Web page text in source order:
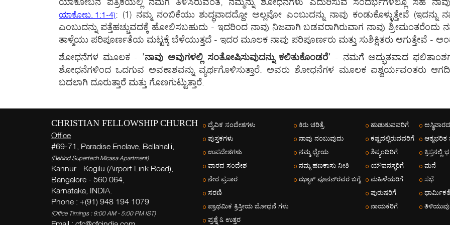
ಯಾಕೋಬ. 1:1-4): (1) ನಮ್ಮ ನಂಬಿಕೆಯು ಶುದ್ಧವಾದದ್ದೋ ಅಲ್ಲವೋ ಎಂಬುದನ್ನು ನಾವು ಕಂಡುಕೊಳ್ಳುತ್ತೇವೆ (ಇದನ್ನು
ಎಂಬುದನ್ನು ಪತ್ತೆಹಚ್ಚುವದಕ್ಕೆ ಹೋಲಿಸಬಹುದು - ಇದರಿಂದ ನಾವು ನಿಜವಾಗಿ ಬಡವರಾಗಿರುವಾಗ ನಾವು ಶ್ರೀಮಂತರೆಂದು
ತಾಳ್ಮೆಯು ಪರಿಪೂರ್ಣತೆಯ ಮಟ್ಟಕ್ಕೆ ಬೆಳೆಯುತ್ತದೆ - ಇದರ ಮೂಲಕ ನಾವು ಪರಿಪೂರ್ಣರು ಮತ್ತು ಸುಶಿಕ್ಷಿತರು ಆಗುತ್ತೇವೆ -
ಶೋಧನೆಗಳ ಮೂಲಕ - ’ನಾವು ಅವುಗಳಲ್ಲಿ ಸಂತೋಷಿಸುವುದನ್ನು ಕಲಿತುಕೊಂಡರೆ’ - ನಮಗೆ ಅದ್ಭುತವಾದ
ಶೋಧನೆಗಳಿಂದ ಒದಗುವ ಅವಕಾಶವನ್ನು ವ್ಯರ್ಥಗೊಳಿಸುತ್ತಾರೆ. ಅವರು ಶೋಧನೆಗಳ ಮೂಲಕ ಐಶ್ವರ್ಯವಂತರು
ಬದಲಾಗಿ ದೂರುತ್ತಾರೆ ಮತ್ತು ಗೊಣಗುಟ್ಟುತ್ತಾರೆ.
CHRISTIAN FELLOWSHIP CHURCH
Office
#69-71, Paradise Enclave, Bellahalli,
(Behind Supertech Micasa Apartment)
Kannur - Kogilu (Airport Link Road),
Bangalore - 560 064,
Karnataka, INDIA.
Phone : +(91) 948 194 1079
(Office Timings : 9:00 AM - 5:00 PM IST)
ದೈವಿಕ ಸಂದೇಶಗಳು
ಪುಸ್ತಕಗಳು
ಉಪದೇಶಗಳು
ವಾರದ ಸಂದೇಶ
ನೇರ ಪ್ರಸಾರ
ಸರಣಿ
ಪ್ರಾಥಮಿಕ ಕ್ರಿಸ್ತೀಯ ಬೋಧನೆ ಗಳು
ಪ್ರಶ್ನೆ & ಉತ್ತರ
ಕಿರು ಚರಿತ್ರೆ
ನಾವು ನಂಬುವುದು
ನಮ್ಮ ಧ್ಯೇಯ
ನಮ್ಮ ಹಣಕಾಸು ನೀತಿ
ಝ್ಯಾಕ್ ಪೂನನ್‌ರವರ ಬಗ್ಗೆ
ಹುಡುಕುವವರಿಗೆ
ಕಷ್ಟದಲ್ಲಿರುವವರಿಗೆ
ಶಿಷ್ಯಂದಿರಿಗೆ
ಯೌವನಸ್ಥರಿಗೆ
ಮಹಿಳೆಯರಿಗೆ
ಪುರುಷರಿಗೆ
ನಾಯಕರಿಗೆ
ಆತ್ಮಭರಿತ
ಕ್ರಿಸ್ತನಲ್ಲಿ
ಮನೆ
ಸಭೆ